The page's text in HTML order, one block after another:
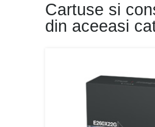
Cartuse si
din aceeasi